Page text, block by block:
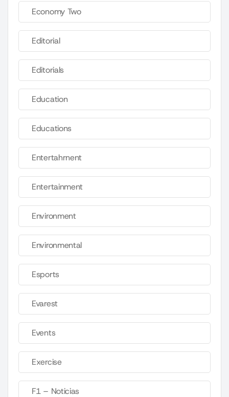
Economy Two
Editorial
Editorials
Education
Educations
Entertahrnent
Entertainment
Environment
Environmental
Esports
Evarest
Events
Exercise
F1 – Noticias